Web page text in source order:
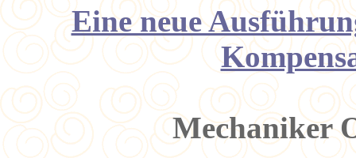
Eine neue
Mechaniker